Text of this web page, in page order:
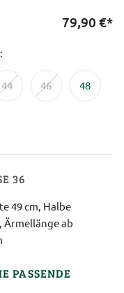
79,90 €*
44 46 48
49 cm, Halbe
Ärmellänge ab
PASSENDE